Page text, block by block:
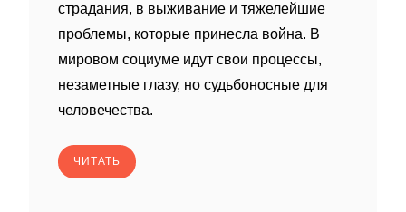
страдания, в выживание и тяжелейшие
проблемы, которые принесла война. В
мировом социуме идут свои процессы,
незаметные глазу, но судьбоносные для
человечества.
ЧИТАТЬ